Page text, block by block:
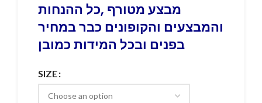
מבצע מטורף ,כל ההנחות
והמבצעים והקופונים כבר במחיר
בפנים ובכל המידות כמובן
SIZE